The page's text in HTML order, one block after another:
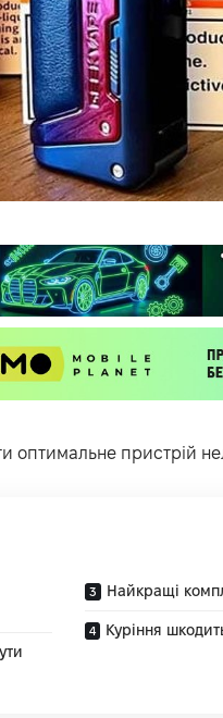
оптимальне пристрій
Найкращі
Куріння